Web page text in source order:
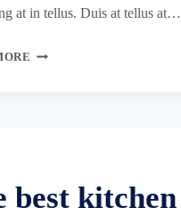
at in tellus. Duis at tellus at…
PORTABLE
best kitchen